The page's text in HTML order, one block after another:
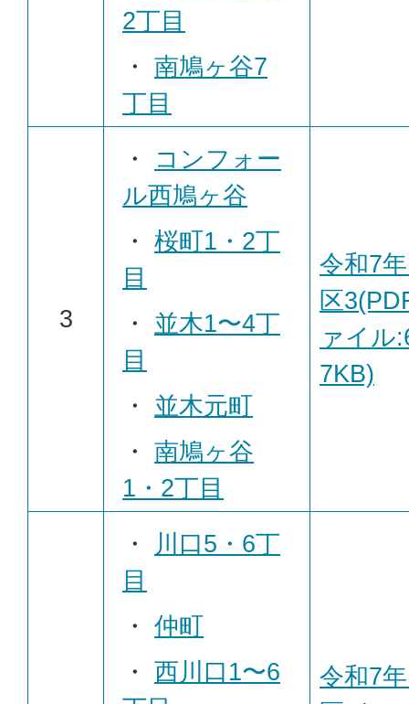
2丁目
・ 南鳩ヶ谷7
丁目
3
・
コンフォー
ル西鳩ヶ谷
・ 桜町1・2丁
目
・ 並木1〜4丁
目
・ 並木元町
・ 南鳩ヶ谷
1・2丁目
令和7
区
ァイル
7KB)
・
川口5・6丁
目
・ 仲町
・ 西川口1〜6
令和7